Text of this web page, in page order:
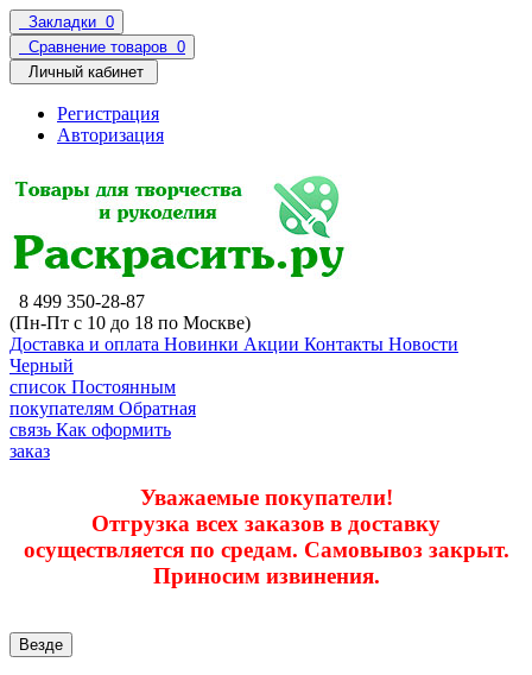
Закладки 0
Сравнение товаров 0
Личный кабинет
Регистрация
Авторизация
8 499 350-28-87
(Пн-Пт с 10 до 18 по Москве)
Доставка и оплата Новинки Акции Контакты Новости
Черный
список Постоянным
покупателям Обратная
связь Как оформить
заказ
Уважаемые покупатели!
Отгрузка всех заказов в доставку
осуществляется по средам. Самовывоз закрыт.
Приносим извинения.
Везде